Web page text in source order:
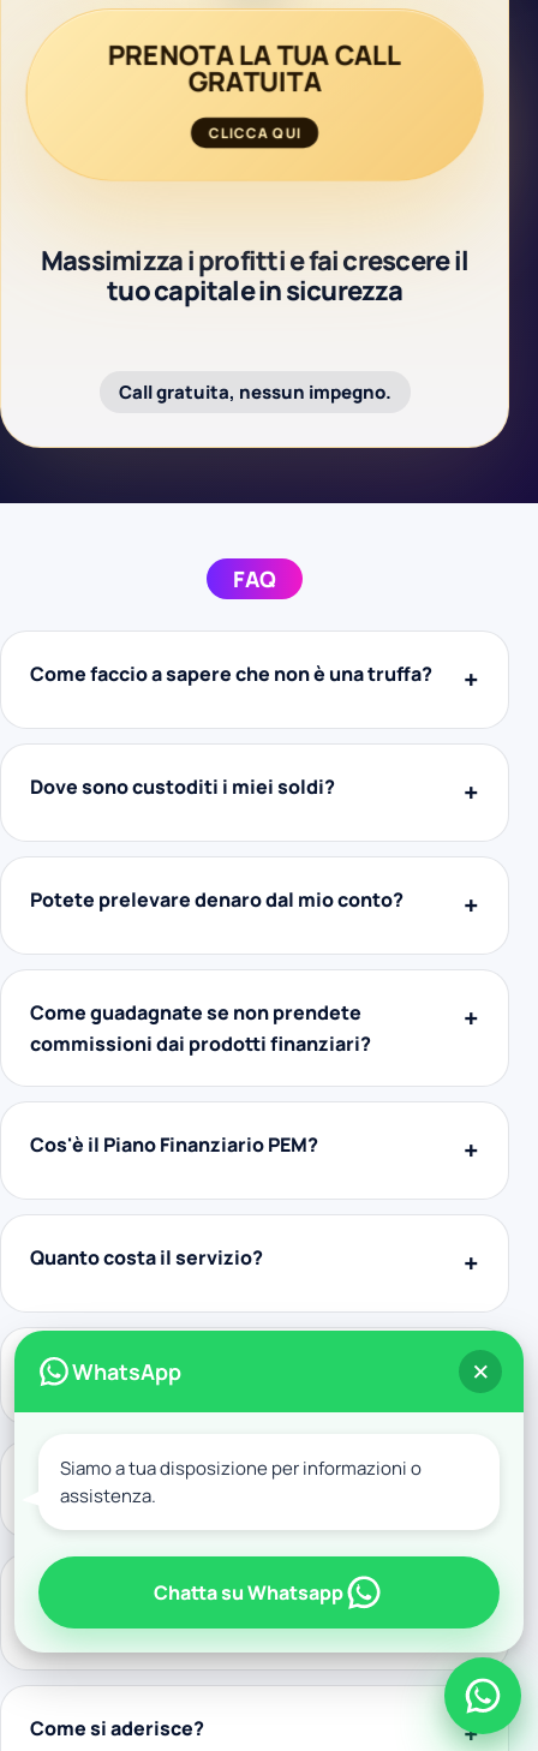
PRENOTA LA TUA CALL
GRATUITA
CLICCA QUI
Massimizza i profitti e fai crescere il
tuo capitale in sicurezza
Call gratuita, nessun impegno.
FAQ
Come faccio a sapere che non è una truffa?
Dove sono custoditi i miei soldi?
Potete prelevare denaro dal mio conto?
Come guadagnate se non prendete
commissioni dai prodotti finanziari?
Cos'è il Piano Finanziario PEM?
Quanto costa il servizio?
Quali risultati avete ottenuto?
Promettete rendimenti garantiti?
Perché dovrei pagare una consulenza se
posso investire da solo?
Come si aderisce?
WhatsApp ×
Siamo a tua disposizione per informazioni o
assistenza.
Chatta su Whatsapp